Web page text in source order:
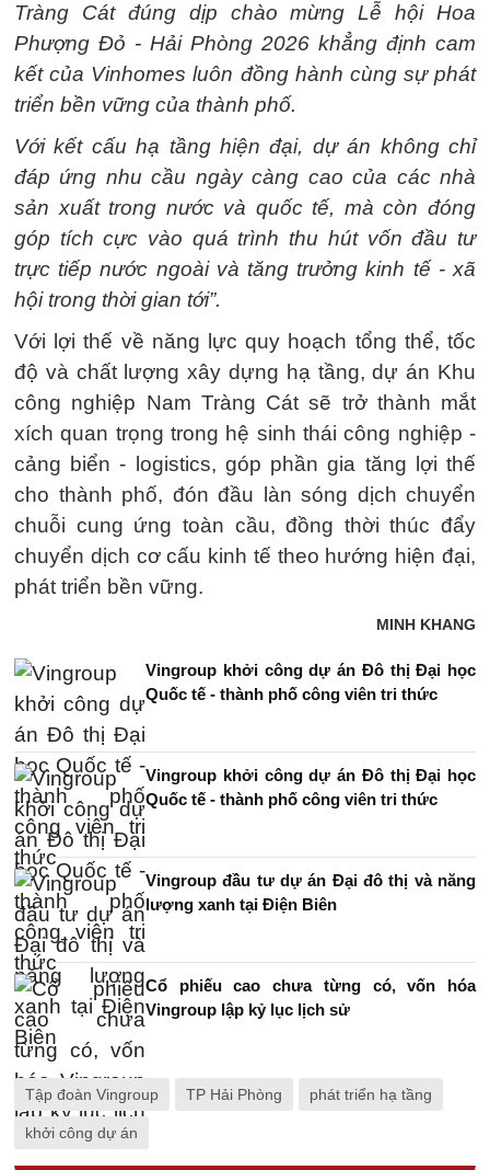
Tràng Cát đúng dịp chào mừng Lễ hội Hoa
Phượng Đỏ - Hải Phòng 2026 khẳng định cam
kết của Vinhomes luôn đồng hành cùng sự phát
triển bền vững của thành phố.
Với kết cấu hạ tầng hiện đại, dự án không chỉ
đáp ứng nhu cầu ngày càng cao của các nhà
sản xuất trong nước và quốc tế, mà còn đóng
góp tích cực vào quá trình thu hút vốn đầu tư
trực tiếp nước ngoài và tăng trưởng kinh tế - xã
hội trong thời gian tới”.
Với lợi thế về năng lực quy hoạch tổng thể, tốc
độ và chất lượng xây dựng hạ tầng, dự án Khu
công nghiệp Nam Tràng Cát sẽ trở thành mắt
xích quan trọng trong hệ sinh thái công nghiệp -
cảng biển - logistics, góp phần gia tăng lợi thế
cho thành phố, đón đầu làn sóng dịch chuyển
chuỗi cung ứng toàn cầu, đồng thời thúc đẩy
chuyển dịch cơ cấu kinh tế theo hướng hiện đại,
phát triển bền vững.
MINH KHANG
Vingroup khởi công dự án Đô thị Đại học
Quốc tế - thành phố công viên tri thức
Vingroup khởi công dự án Đô thị Đại học
Quốc tế - thành phố công viên tri thức
Vingroup đầu tư dự án Đại đô thị và năng
lượng xanh tại Điện Biên
Cổ phiếu cao chưa từng có, vốn hóa
Vingroup lập kỷ lục lịch sử
Tập đoàn Vingroup TP Hải Phòng phát triển hạ tầng
khởi công dự án